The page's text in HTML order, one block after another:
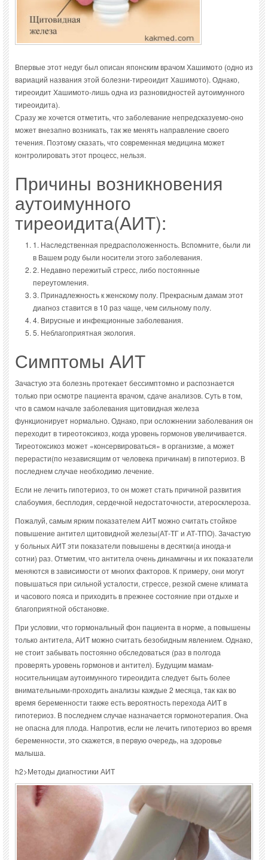
Впервые этот недуг был описан японским врачом Хашимото (одно из
вариаций названия этой болезни-тиреоидит Хашимото). Однако,
тиреоидит Хашимото-лишь одна из разновидностей аутоимунного
тиреоидита).
Сразу же хочется отметить, что заболевание непредсказуемо-оно
может внезапно возникать, так же менять направление своего
течения. Поэтому сказать, что современная медицина может
контролировать этот процесс, нельзя.
Причины возникновения
аутоимунного
тиреоидита(АИТ):
1. Наследственная предрасположенность. Вспомните, были ли
в Вашем роду были носители этого заболевания.
2. Недавно пережитый стресс, либо постоянные
переутомления.
3. Принадлежность к женскому полу. Прекрасным дамам этот
диагноз ставится в 10 раз чаще, чем сильному полу.
4. Вирусные и инфекционные заболевания.
5. Неблагоприятная экология.
Симптомы АИТ
Зачастую эта болезнь протекает бессимптомно и распознается
только при осмотре пациента врачом, сдаче анализов. Суть в том,
что в самом начале заболевания щитовидная железа
функционирует нормально. Однако, при осложнении заболевания он
переходит в тиреотоксикоз, когда уровень гормонов увеличивается.
Тиреотоксикоз может «консервироваться» в организме, а может
перерасти(по независящим от человека причинам) в гипотериоз. В
последнем случае необходимо лечение.
Если не лечить гипотериоз, то он может стать причиной развития
слабоумия, бесплодия, сердечной недостаточности, атеросклероза.
Пожалуй, самым ярким показателем АИТ можно считать стойкое
повышение антител щитовидной железы(АТ-ТГ и АТ-ТПО). Зачастую
у больных АИТ эти показатели повышены в десятки(а иногда-и
сотни) раз. Отметим, что антитела очень динамичны и их показатели
меняются в зависимости от многих факторов. К примеру, они могут
повышаться при сильной усталости, стрессе, резкой смене климата
и часового пояса и приходить в прежнее состояние при отдыхе и
благоприятной обстановке.
При условии, что гормональный фон пациента в норме, а повышены
только антитела, АИТ можно считать безобидным явлением. Однако,
не стоит забывать постоянно обследоваться (раз в полгода
проверять уровень гормонов и антител). Будущим мамам-
носительницам аутоимунного тиреоидита следует быть более
внимательными-проходить анализы каждые 2 месяца, так как во
время беременности также есть вероятность перехода АИТ в
гипотериоз. В последнем случае назначается гормонотерапия. Она
не опасна для плода. Напротив, если не лечить гипотериоз во время
беременности, это скажется, в первую очередь, на здоровье
малыша.
h2>Методы диагностики АИТ